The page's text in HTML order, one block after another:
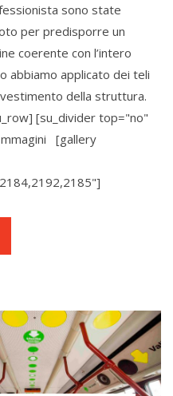
sono state
per predisporre un
coerente con l’intero
abbiamo applicato dei teli
della struttura.
[su_divider top="no"
[gallery